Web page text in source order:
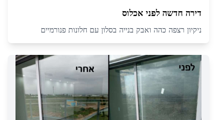
דירה חדשה לפני אכלוס
ניקיון רצפה כהה ואבק בנייה בסלון עם חלונות פנורמיים